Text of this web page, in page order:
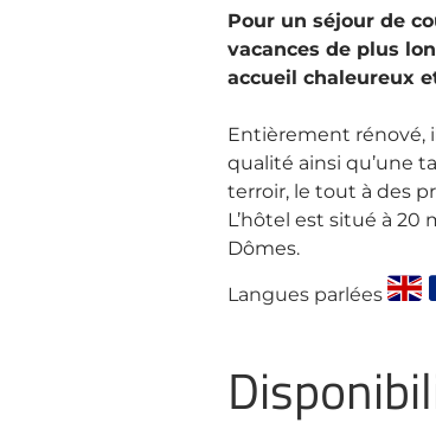
Pour un séjour de
vacances de plus
accueil chaleureux
Entièrement rénové,
qualité ainsi qu’une
terroir, le tout à des
L’hôtel est situé à
Dômes.
Langues parlées